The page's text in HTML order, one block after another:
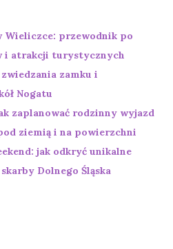
Wieliczce: przewodnik po
i atrakcji turystycznych
zamku i
Nogatu
zaplanować rodzinny wyjazd
ziemią i na powierzchni
jak odkryć unikalne
Dolnego Śląska